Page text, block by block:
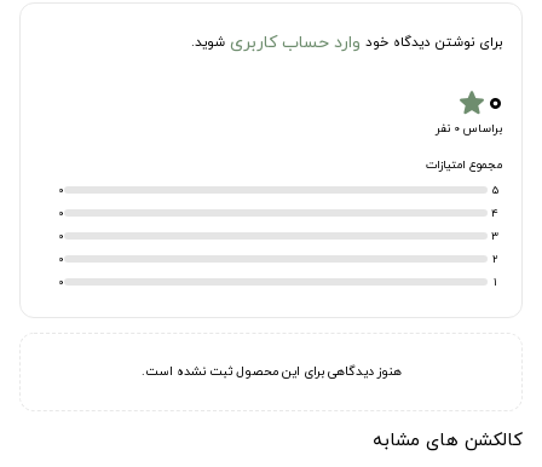
برای نوشتن دیدگاه خود وارد حساب کاربری شوید.
۰star
براساس 0 نفر
مجموع امتیازات
5
0
4
0
3
0
2
0
1
0
هنوز دیدگاهی برای این محصول ثبت نشده است.
کالکشن های مشابه